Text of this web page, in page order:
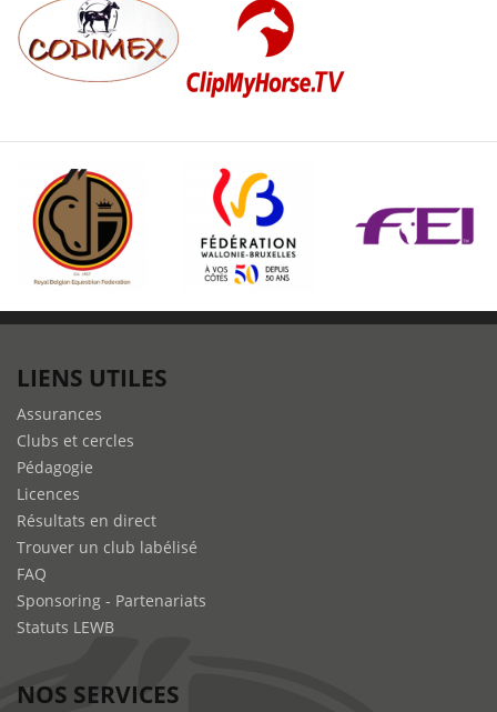
LIENS UTILES
Assurances
Clubs et cercles
Pédagogie
Licences
Résultats en direct
Trouver un club labélisé
FAQ
Sponsoring - Partenariats
Statuts LEWB
NOS SERVICES